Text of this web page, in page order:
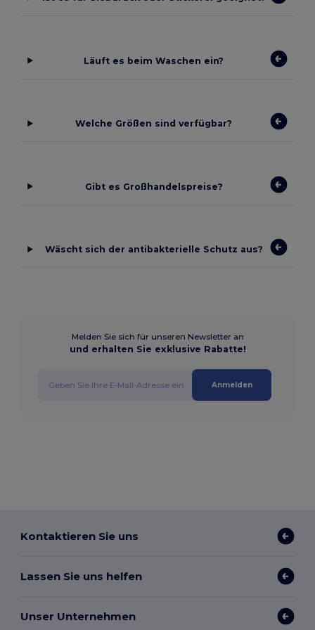
Läuft es beim Waschen ein?
Welche Größen sind verfügbar?
Gibt es Großhandelspreise?
Wäscht sich der antibakterielle Schutz aus?
Melden Sie sich für unseren Newsletter an
und erhalten Sie exklusive Rabatte!
Anmelden
Kontaktieren Sie uns
Lassen Sie uns helfen
Unser Unternehmen